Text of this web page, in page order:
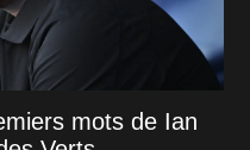
mots de Ian